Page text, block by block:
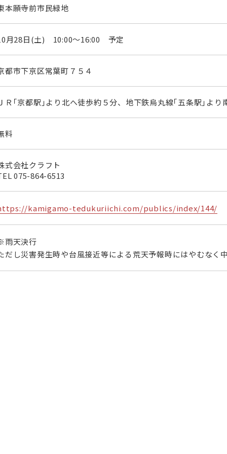
本願寺前市民緑地
月28日(土) 10:00～16:00 予定
都市下京区常葉町７５４
Ｒ｢京都駅｣より北へ徒歩約５分、地下鉄烏丸線｢五条駅｣より
料
式会社クラフト
075-864-6513
kamigamo-tedukuriichi.com/publics/index/144/
雨天決行
だし災害発生時や台風接近等による荒天予報時にはやむなく